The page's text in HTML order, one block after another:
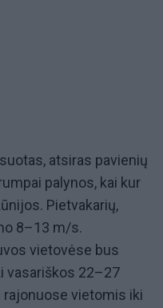
atsiras pavienių
palynos, kai kur
Pietvakarių,
8–13 m/s.
vietovėse bus
vasariškos 22–27
rajonuose vietomis iki